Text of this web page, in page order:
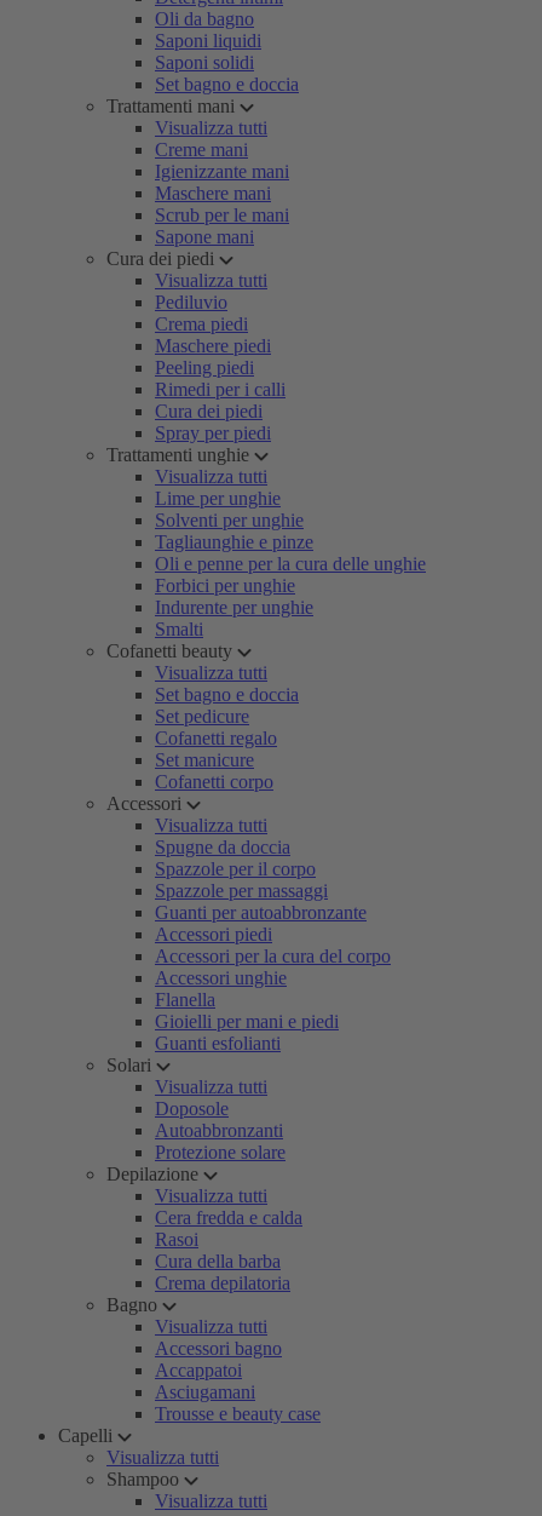
Oli da bagno
Saponi liquidi
Saponi solidi
Set bagno e doccia
Trattamenti mani
Visualizza tutti
Creme mani
Igienizzante mani
Maschere mani
Scrub per le mani
Sapone mani
Cura dei piedi
Visualizza tutti
Pediluvio
Crema piedi
Maschere piedi
Peeling piedi
Rimedi per i calli
Cura dei piedi
Spray per piedi
Trattamenti unghie
Visualizza tutti
Lime per unghie
Solventi per unghie
Tagliaunghie e pinze
Oli e penne per la cura delle unghie
Forbici per unghie
Indurente per unghie
Smalti
Cofanetti beauty
Visualizza tutti
Set bagno e doccia
Set pedicure
Cofanetti regalo
Set manicure
Cofanetti corpo
Accessori
Visualizza tutti
Spugne da doccia
Spazzole per il corpo
Spazzole per massaggi
Guanti per autoabbronzante
Accessori piedi
Accessori per la cura del corpo
Accessori unghie
Flanella
Gioielli per mani e piedi
Guanti esfolianti
Solari
Visualizza tutti
Doposole
Autoabbronzanti
Protezione solare
Depilazione
Visualizza tutti
Cera fredda e calda
Rasoi
Cura della barba
Crema depilatoria
Bagno
Visualizza tutti
Accessori bagno
Accappatoi
Asciugamani
Trousse e beauty case
Capelli
Visualizza tutti
Shampoo
Visualizza tutti